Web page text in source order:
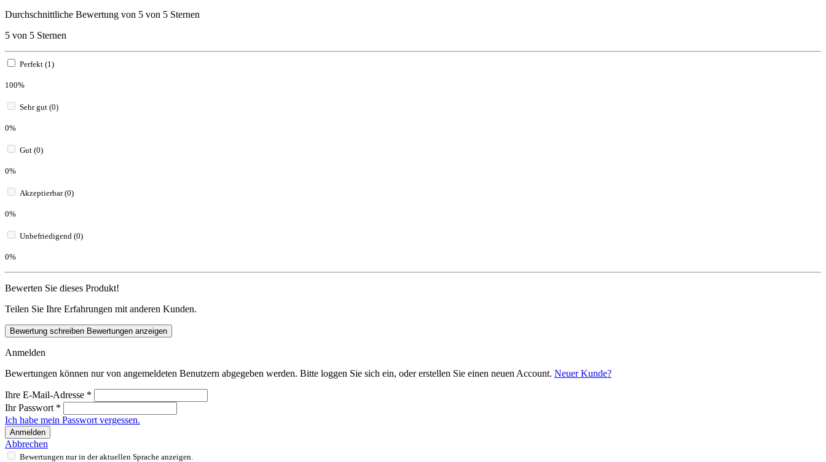
Durchschnittliche Bewertung von 5 von 5 Sternen
5 von 5 Sternen
Perfekt (1)
100%
Sehr gut (0)
0%
Gut (0)
0%
Akzeptierbar (0)
0%
Unbefriedigend (0)
0%
Bewerten Sie dieses Produkt!
Teilen Sie Ihre Erfahrungen mit anderen Kunden.
Bewertung schreiben Bewertungen anzeigen
Anmelden
Bewertungen können nur von angemeldeten Benutzern abgegeben werden. Bitte loggen Sie sich ein, oder erstellen Sie einen neuen Account. Neuer Kunde?
Ihre E-Mail-Adresse *
Ihr Passwort *
Ich habe mein Passwort vergessen.
Anmelden
Abbrechen
Bewertungen nur in der aktuellen Sprache anzeigen.